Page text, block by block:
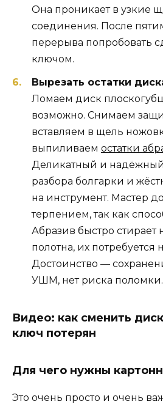
Она проникает в узкие
соединения. После
перерыва попробовать
ключом.
Вырезать остатки
Ломаем диск
возможно. Снимаем
вставляем в щель
выпиливаем остатки
Деликатный и надёжный
разбора болгарки и
на инструмент. Мастер
терпением, так как
Абразив быстро
полотна, их потребуется
Достоинство —
УШМ, нет риска поломки.
Видео: как сменить
ключ потерян
Для чего нужны
Это очень просто и очень